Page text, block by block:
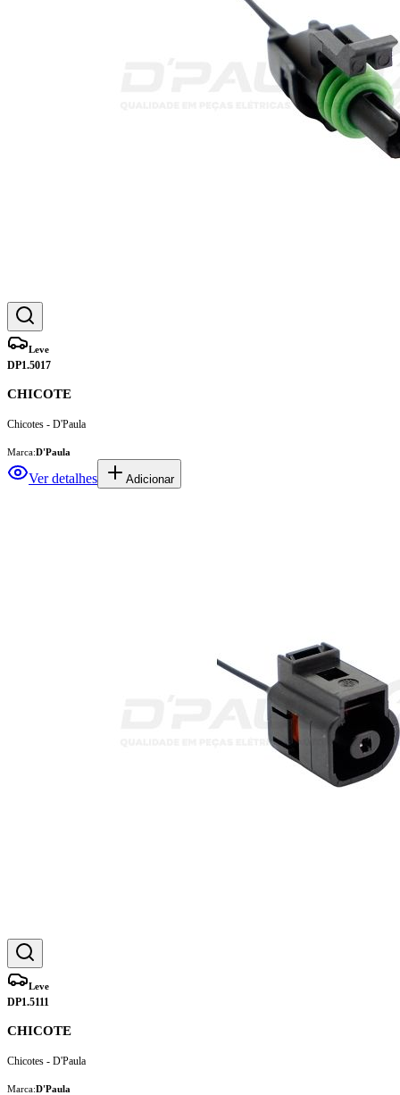
Leve
DP1.5017
CHICOTE
Chicotes - D'Paula
Marca:D'Paula
Ver detalhes Adicionar
Leve
DP1.5111
CHICOTE
Chicotes - D'Paula
Marca:D'Paula